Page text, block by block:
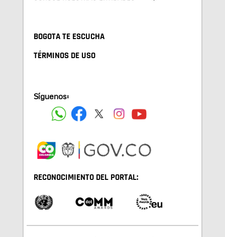
BOGOTA TE ESCUCHA
TÉRMINOS DE USO
Síguenos:
RECONOCIMIENTO DEL PORTAL: